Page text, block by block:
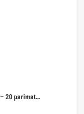
20 parimat…